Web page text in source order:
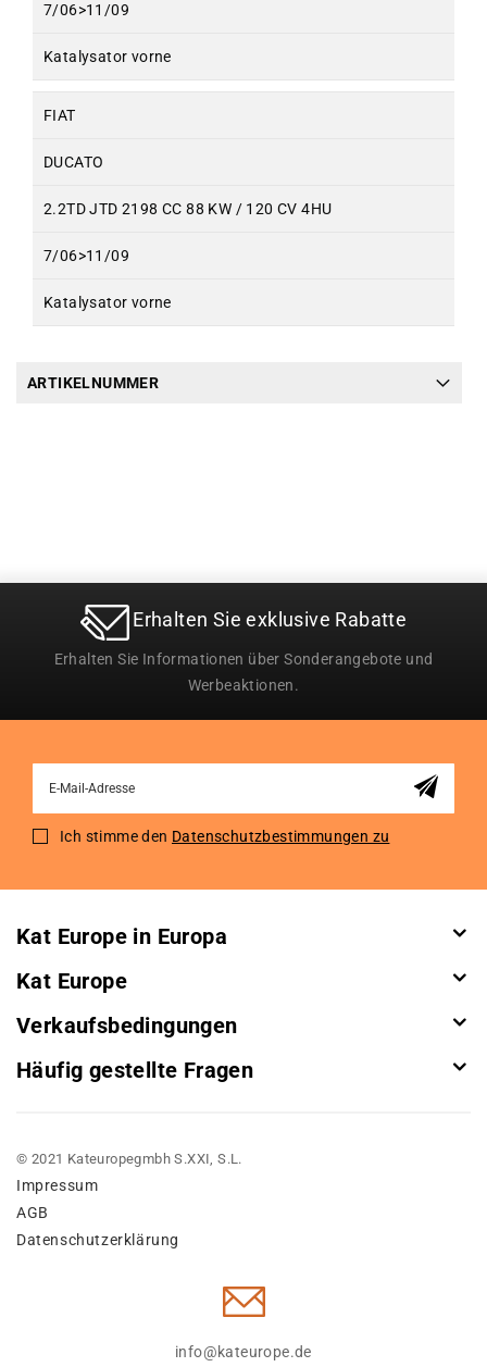
7/06>11/09
Katalysator vorne
FIAT
DUCATO
2.2TD JTD 2198 CC 88 KW / 120 CV 4HU
7/06>11/09
Katalysator vorne
ARTIKELNUMMER
Erhalten Sie exklusive Rabatte
Erhalten Sie Informationen über Sonderangebote und
Werbeaktionen.
for
Ich stimme den Datenschutzbestimmungen zu
Kat Europe in Europa
Kat Europe
Verkaufsbedingungen
Häufig gestellte Fragen
© 2021 Kateuropegmbh S.XXI, S.L.
Impressum
AGB
Datenschutzerklärung
info@kateurope.de